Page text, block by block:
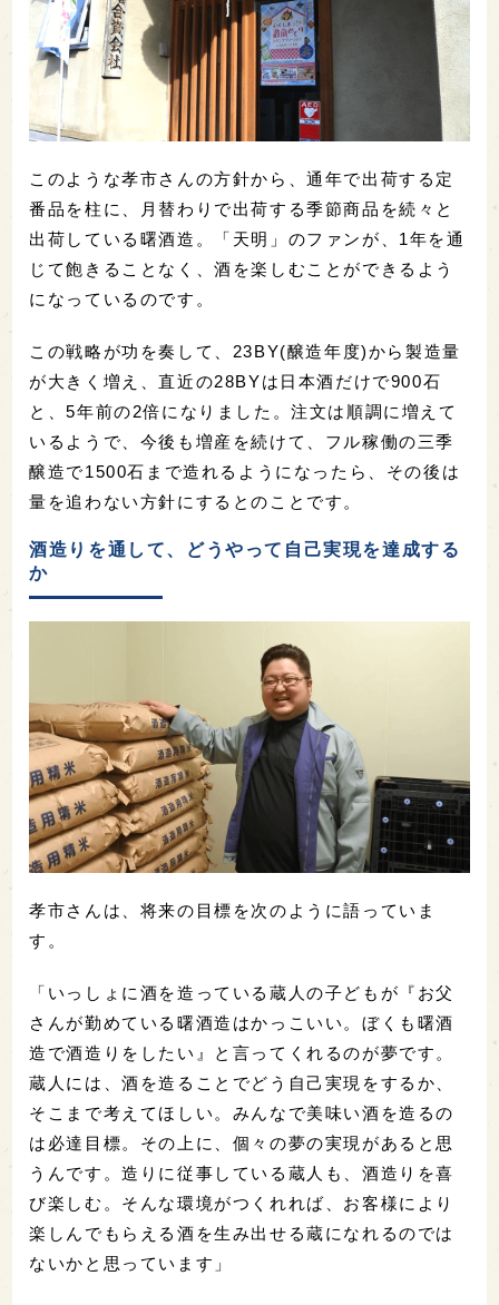
このような孝市さんの方針から、通年で出荷する定
番品を柱に、月替わりで出荷する季節商品を続々と
出荷している曙酒造。「天明」のファンが、1年を通
じて飽きることなく、酒を楽しむことができるよう
になっているのです。
この戦略が功を奏して、23BY(醸造年度)から製造量
が大きく増え、直近の28BYは日本酒だけで900石
と、5年前の2倍になりました。注文は順調に増えて
いるようで、今後も増産を続けて、フル稼働の三季
醸造で1500石まで造れるようになったら、その後は
量を追わない方針にするとのことです。
酒造りを通して、どうやって自己実現を達成する
か
孝市さんは、将来の目標を次のように語っていま
す。
「いっしょに酒を造っている蔵人の子どもが『お父
さんが勤めている曙酒造はかっこいい。ぼくも曙酒
造で酒造りをしたい』と言ってくれるのが夢です。
蔵人には、酒を造ることでどう自己実現をするか、
そこまで考えてほしい。みんなで美味い酒を造るの
は必達目標。その上に、個々の夢の実現があると思
うんです。造りに従事している蔵人も、酒造りを喜
び楽しむ。そんな環境がつくれれば、お客様により
楽しんでもらえる酒を生み出せる蔵になれるのでは
ないかと思っています」